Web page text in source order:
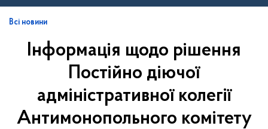
вВсі новини
Інформація щодо рішення
Постійно діючої
адміністративної колегії
Антимонопольного комітету